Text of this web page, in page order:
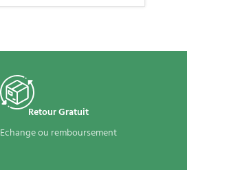
Retour Gratuit
Echange ou remboursement